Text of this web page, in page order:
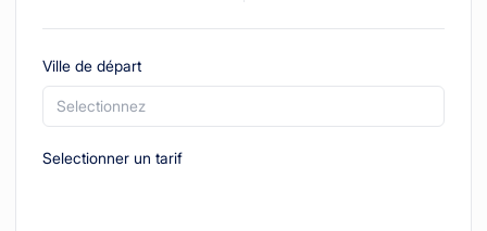
Ville de départ
Selectionnez
Selectionner un tarif